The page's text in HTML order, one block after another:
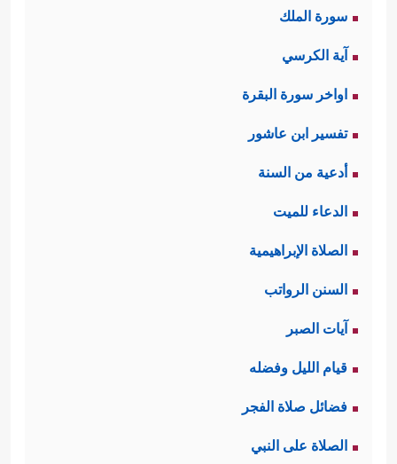
سورة الملك
آية الكرسي
اواخر سورة البقرة
تفسير ابن عاشور
أدعية من السنة
الدعاء للميت
الصلاة الإبراهيمية
السنن الرواتب
آيات الصبر
قيام الليل وفضله
فضائل صلاة الفجر
الصلاة على النبي